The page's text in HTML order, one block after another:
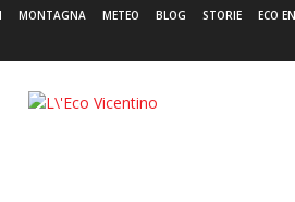
MONTAGNA METEO BLOG STORIE ECO
L'Eco